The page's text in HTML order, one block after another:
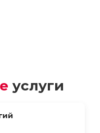
услуги